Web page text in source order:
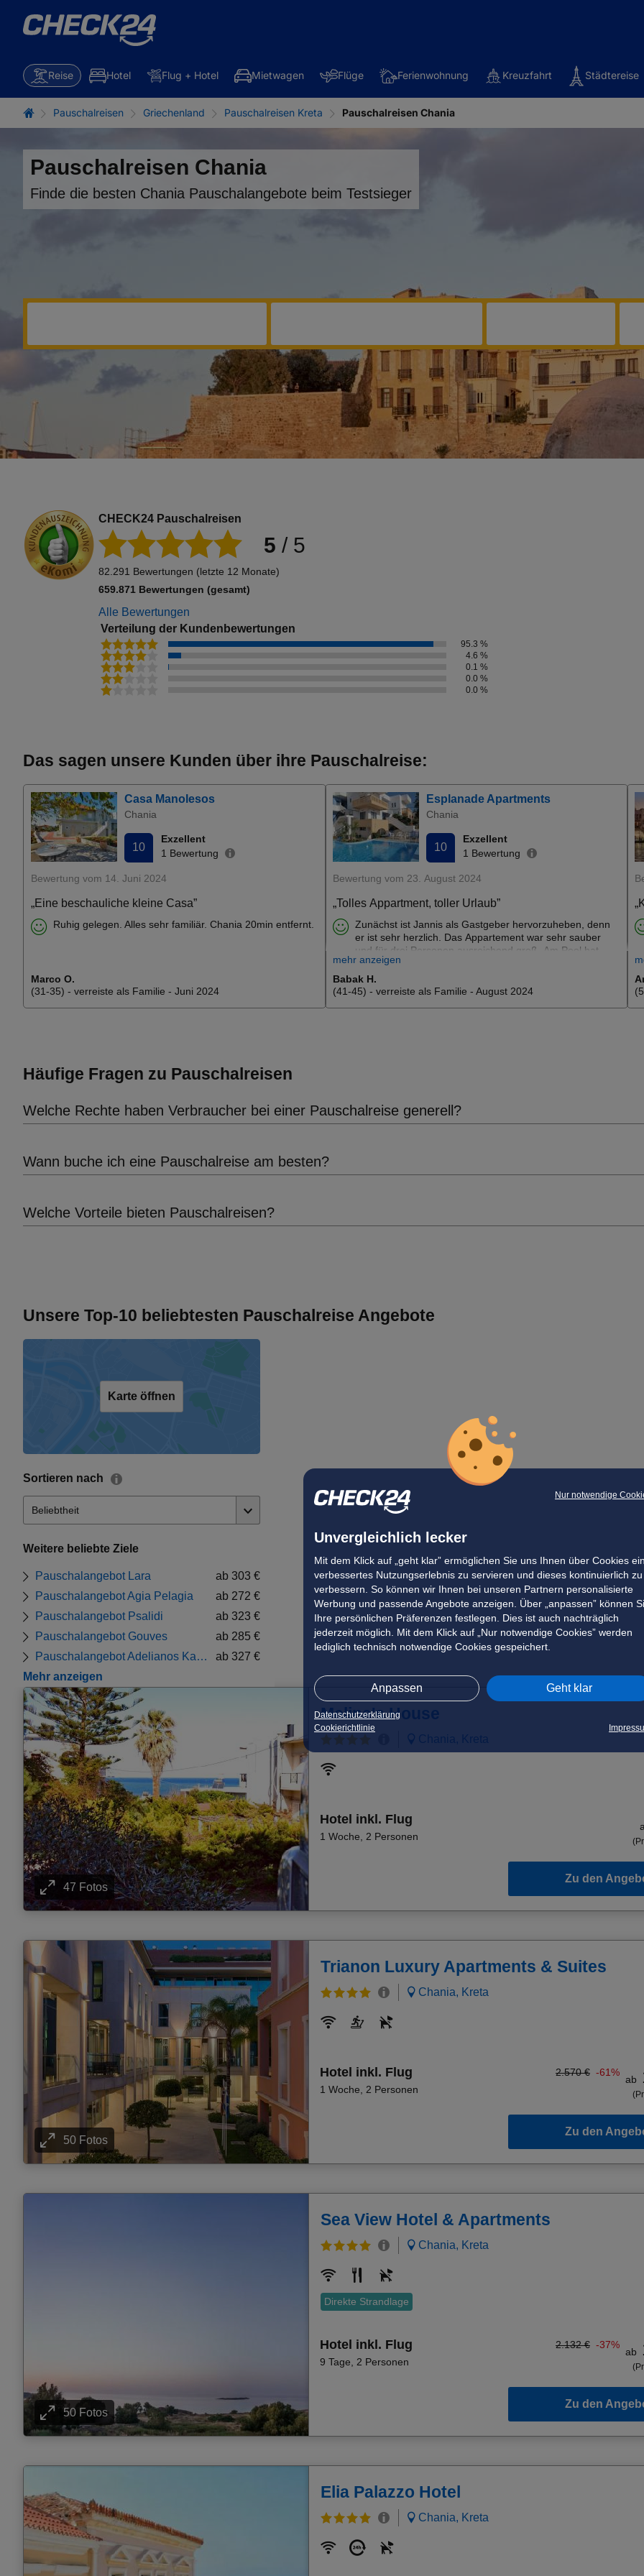
Nur notwendige
Unvergleichlich lecker
Mit dem Klick auf „geht klar” ermöglichen Sie uns Ihnen über Cookies ein
verbessertes Nutzungserlebnis zu servieren und dieses kontinuierlich zu
verbessern. So können wir Ihnen bei unseren Partnern personalisierte
Werbung und passende Angebote anzeigen. Über „anpassen” können
Ihre persönlichen Präferenzen festlegen. Dies ist auch nachträglich
jederzeit möglich. Mit dem Klick auf „Nur notwendige Cookies” werden
lediglich technisch notwendige Cookies gespeichert.
Anpassen Geht klar
Datenschutzerklärung
Cookierichtlinie
Reise Hotel Flug + Hotel Mietwagen Flüge Ferienwohnung Kreuzfahrt Städtereise
Pauschalreisen Griechenland Pauschalreisen Kreta Pauschalreisen Chania
Pauschalreisen Chania
Finde die besten Chania Pauschalangebote beim Testsieger
CHECK24 Pauschalreisen
5 / 5
82.291 Bewertungen (letzte 12 Monate)
659.871 Bewertungen (gesamt)
Alle Bewertungen
Verteilung der Kundenbewertungen
95.3 %
4.6 %
0.1 %
0.0 %
0.0 %
Das sagen unsere Kunden über ihre Pauschalreise:
Casa Manolesos
Chania
10
Exzellent
1 Bewertung
Bewertung vom 14. Juni 2024
„Eine beschauliche kleine Casa”
Ruhig gelegen. Alles sehr familiär. Chania 20min entfernt.
Marco O.
(31-35) - verreiste als Familie - Juni 2024
Esplanade Apartments
Chania
10
Exzellent
1 Bewertung
Bewertung vom 23. August 2024
„Tolles Appartment, toller Urlaub”
Zunächst ist Jannis als Gastgeber hervorzuheben, denn
er ist sehr herzlich. Das Appartement war sehr sauber
und für drei Personen ausreichend groß. Am Pool hat
man einen sehr schönen Ausblick auf das Meer und Janis
stellt für die kleinen Gäste Bälle, Luftmatratze und
anderes Spielzeug zur Verfügung.
mehr anzeigen
Babak H.
(41-45) - verreiste als Familie - August 2024
Häufige Fragen zu Pauschalreisen
Welche Rechte haben Verbraucher bei einer Pauschalreise generell?
Wann buche ich eine Pauschalreise am besten?
Welche Vorteile bieten Pauschalreisen?
Unsere Top-10 beliebtesten Pauschalreise Angebote
Karte öffnen
Sortieren nach
Weitere beliebte Ziele
Pauschalangebot Lara
ab 303 €
Pauschalangebot Agia Pelagia
ab 272 €
Pauschalangebot Psalidi
ab 323 €
Pauschalangebot Gouves
ab 285 €
Pauschalangebot Adelianos Kampos
ab 327 €
Mehr anzeigen
47 Fotos
Melina's House
Chania, Kreta
Hotel inkl. Flug
1 Woche 2 Personen
Zu den
50 Fotos
Trianon Luxury Apartments & Suites
Chania, Kreta
Hotel inkl. Flug
1 Woche 2 Personen
2.570 € -61%
ab
Zu den
50 Fotos
Sea View Hotel & Apartments
Chania, Kreta
Direkte Strandlage
Hotel inkl. Flug
9 Tage 2 Personen
2.132 € -37%
ab
Zu den
Elia Palazzo Hotel
Chania, Kreta